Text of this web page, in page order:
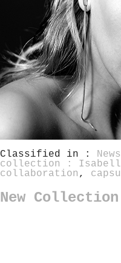
Classified in : News
collection :
collaboration ,
New